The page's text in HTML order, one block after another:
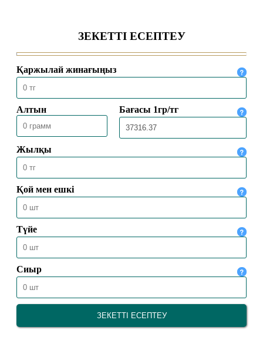
24.02.2025 10566
ПАЙҒАМБАРЛАР ЖӘНЕ ЕГІНШІЛІК
11.02.2025